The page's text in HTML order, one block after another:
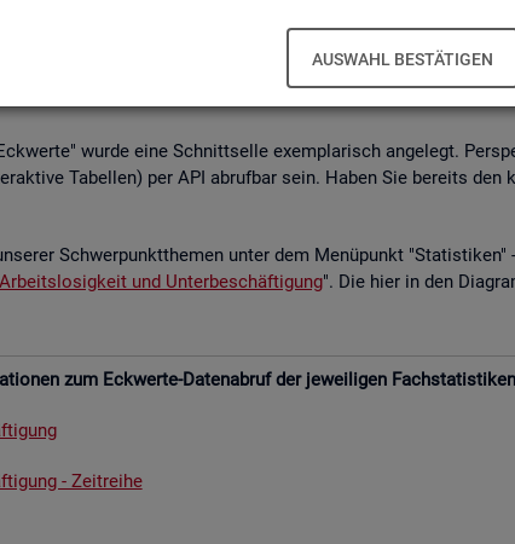
AUSWAHL BESTÄTIGEN
Schnitt­stel­len für au­to­ma­ti­sier­te
der Bun­des­agen­tur für Ar­beit die Mög­lich­keit, Daten per
wurde eine Schnitt­sel­le ex­em­pla­risch an­ge­legt.
Ta­bel­len) per API ab­ruf­bar sein. Haben Sie be­reits den
Schwer­punkt­the­men unter dem Me­nü­punkt
und Un­ter­be­schäf­ti­gung". Die hier in den
zum Eck­wer­te-Da­ten­ab­ruf der je­wei­li­gen
- Zeit­rei­he